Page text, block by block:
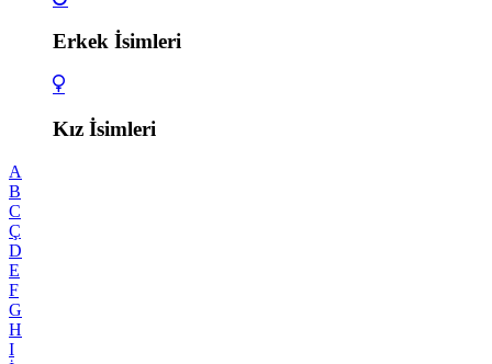
Erkek İsimleri
Kız İsimleri
A
B
C
Ç
D
E
F
G
H
I